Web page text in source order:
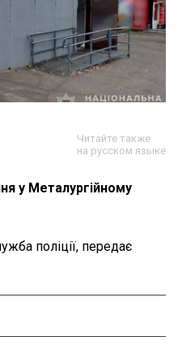
Читайте также
на русском языке
у Металургійному
поліції, передає